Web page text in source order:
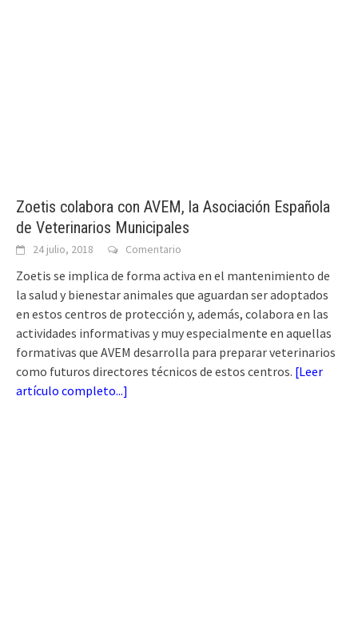
Zoetis colabora con AVEM, la Asociación Española
de Veterinarios Municipales
24 julio, 2018 Comentario
Zoetis se implica de forma activa en el mantenimiento de
la salud y bienestar animales que aguardan ser adoptados
en estos centros de protección y, además, colabora en las
actividades informativas y muy especialmente en aquellas
formativas que AVEM desarrolla para preparar veterinarios
como futuros directores técnicos de estos centros. [Leer
artículo completo...]